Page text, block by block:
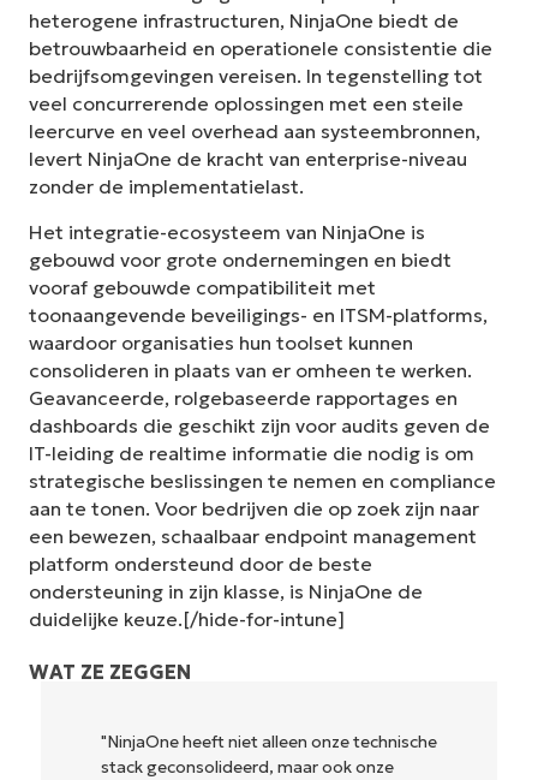
heterogene infrastructuren, NinjaOne biedt de
betrouwbaarheid en operationele consistentie die
bedrijfsomgevingen vereisen. In tegenstelling tot
veel concurrerende oplossingen met een steile
leercurve en veel overhead aan systeembronnen,
levert NinjaOne de kracht van enterprise-niveau
zonder de implementatielast.
Het integratie-ecosysteem van NinjaOne is
gebouwd voor grote ondernemingen en biedt
vooraf gebouwde compatibiliteit met
toonaangevende beveiligings- en ITSM-platforms,
waardoor organisaties hun toolset kunnen
consolideren in plaats van er omheen te werken.
Geavanceerde, rolgebaseerde rapportages en
dashboards die geschikt zijn voor audits geven de
IT-leiding de realtime informatie die nodig is om
strategische beslissingen te nemen en compliance
aan te tonen. Voor bedrijven die op zoek zijn naar
een bewezen, schaalbaar endpoint management
platform ondersteund door de beste
ondersteuning in zijn klasse, is NinjaOne de
duidelijke keuze.[/hide-for-intune]
WAT ZE ZEGGEN
"NinjaOne heeft niet alleen onze technische
stack geconsolideerd, maar ook onze